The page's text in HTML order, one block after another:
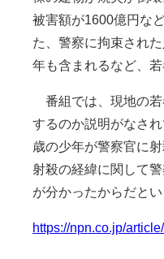
被害額が1600億円な
た、警察に拘束され
年も含まれるなど、若
番組では、現地の若
するのか説明がなさ
歳の少年が警察官に
射殺の経緯に関して
が分かったからだとい
https://npn.co.jp/